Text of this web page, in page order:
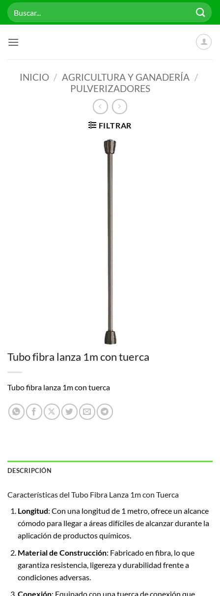
Saltar
Buscar
por:
INICIO / AGRICULTURA Y GANADERÍA /
PULVERIZADORES
FILTRAR
Tubo fibra lanza 1m con tuerca
Tubo fibra lanza 1m con tuerca
DESCRIPCIÓN
Características del Tubo Fibra Lanza 1m con Tuerca
Longitud: Con una longitud de 1 metro, ofrece un alcance
cómodo para llegar a áreas difíciles de alcanzar durante la
aplicación de productos químicos.
Material de Construcción: Fabricado en fibra, lo que
garantiza resistencia, ligereza y durabilidad frente a
condiciones adversas.
Conexión: Equipado con una tuerca de conexión que